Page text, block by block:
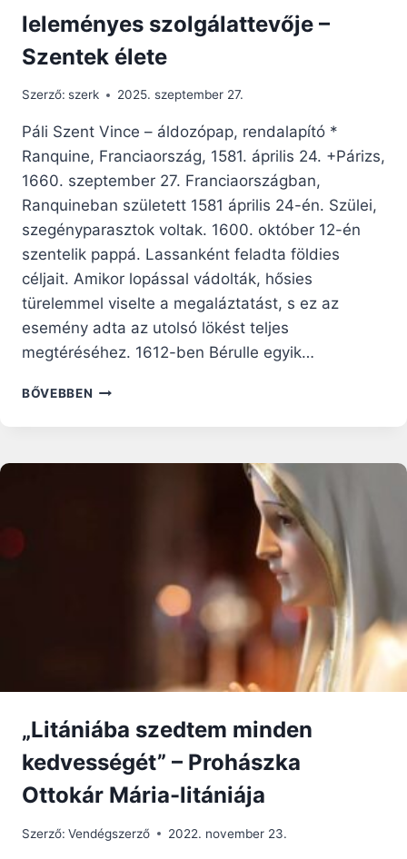
leleményes szolgálattevője –
Szentek élete
Szerző: szerk 2025. szeptember 27.
Páli Szent Vince – áldozópap, rendalapító *
Ranquine, Franciaország, 1581. április 24. +Párizs,
1660. szeptember 27. Franciaországban,
Ranquineban született 1581 április 24-én. Szülei,
szegényparasztok voltak. 1600. október 12-én
szentelik pappá. Lassanként feladta földies
céljait. Amikor lopással vádolták, hősies
türelemmel viselte a megaláztatást, s ez az
esemény adta az utolsó lökést teljes
megtéréséhez. 1612-ben Bérulle egyik…
BŐVEBBEN PÁLI
SZERETET
„Litániába szedtem minden
kedvességét” – Prohászka
Ottokár Mária-litániája
Szerző: Vendégszerző 2022. november 23.